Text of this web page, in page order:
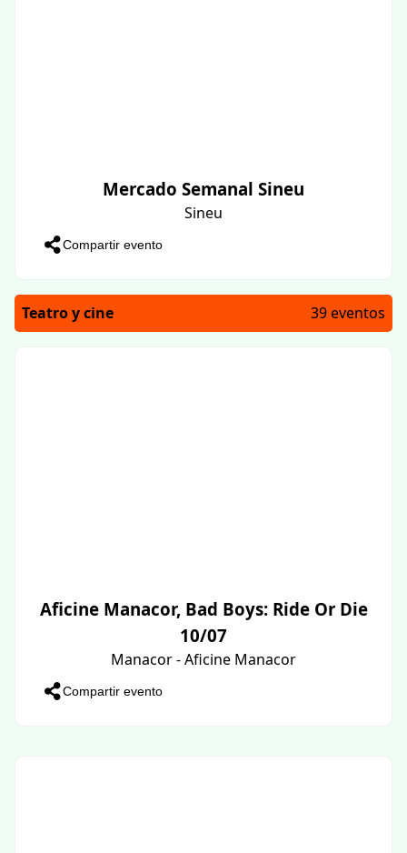
Mercado Semanal Sineu
Sineu
Compartir evento
Teatro y cine 39 eventos
Aficine Manacor, Bad Boys: Ride Or Die
10/07
Manacor - Aficine Manacor
Compartir evento